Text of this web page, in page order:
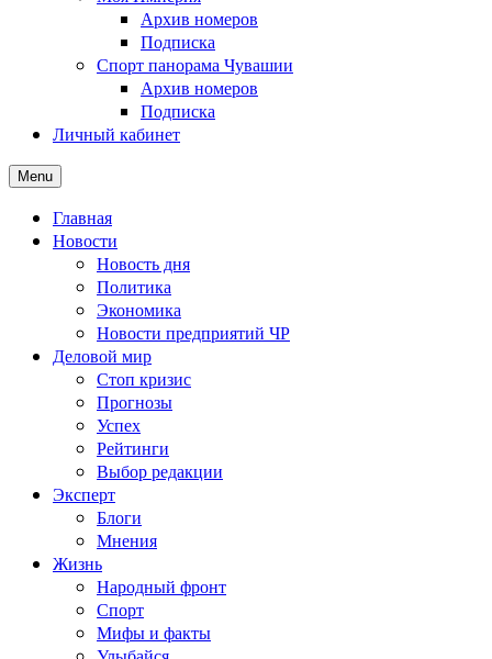
Архив номеров
Подписка
Спорт панорама Чувашии
Архив номеров
Подписка
Личный кабинет
Menu
Главная
Новости
Новость дня
Политика
Экономика
Новости предприятий ЧР
Деловой мир
Стоп кризис
Прогнозы
Успех
Рейтинги
Выбор редакции
Эксперт
Блоги
Мнения
Жизнь
Народный фронт
Спорт
Мифы и факты